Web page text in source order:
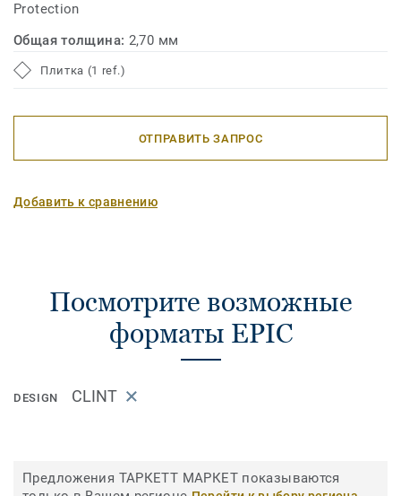
Protection
Общая толщина: 2,70 мм
Плитка (1 ref.)
ОТПРАВИТЬ ЗАПРОС
Добавить к сравнению
Посмотрите возможные
форматы EPIC
DESIGN CLINT
Предложения ТАРКЕТТ МАРКЕТ показываются